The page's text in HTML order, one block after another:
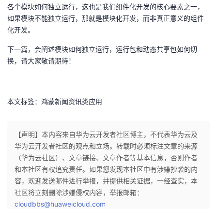
各个模块如何独立运行，这也是我们组件化开发的核心要素之一，
如果模块不能独立运行，那就是模块化开发，而非真正意义的组件
化开发。
下一篇，会阐述模块如何独立运行，运行包和动态共享包如何切
换，请大家敬请期待！
本文标签：鸿蒙新闻资讯类应用
【声明】本内容来自华为云开发者社区博主，不代表华为云及
华为云开发者社区的观点和立场。转载时必须标注文章的来源
（华为云社区）、文章链接、文章作者等基本信息，否则作者
和本社区有权追究责任。如果您发现本社区中有涉嫌抄袭的内
容，欢迎发送邮件进行举报，并提供相关证据，一经查实，本
社区将立刻删除涉嫌侵权内容，举报邮箱：
cloudbbs@huaweicloud.com